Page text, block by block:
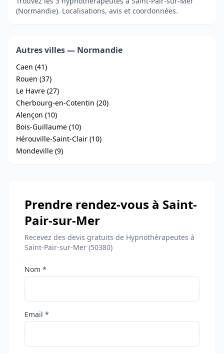
(Normandie). Localisations, avis et coordonnées.
Autres villes — Normandie
Caen (41)
Rouen (37)
Le Havre (27)
Cherbourg-en-Cotentin (20)
Alençon (10)
Bois-Guillaume (10)
Hérouville-Saint-Clair (10)
Mondeville (9)
Prendre rendez-vous à Saint-
Pair-sur-Mer
Recevez des devis gratuits de Hypnothérapeutes à
Saint-Pair-sur-Mer (50380)
Nom *
Email *